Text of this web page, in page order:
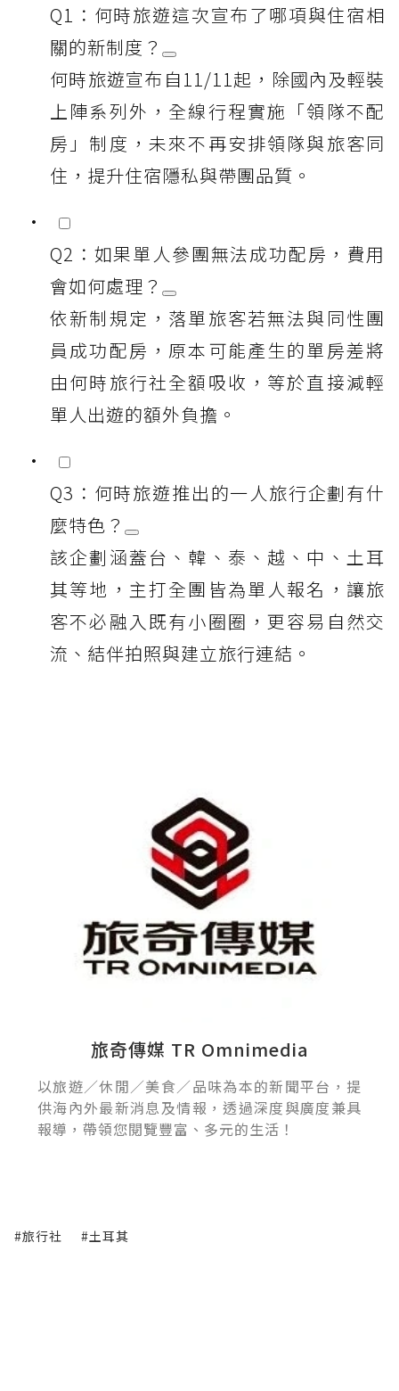
Q1：何時旅遊這次宣布了哪項與住宿相
關的新制度？
何時旅遊宣布自11/11起，除國內及輕裝
上陣系列外，全線行程實施「領隊不配
房」制度，未來不再安排領隊與旅客同
住，提升住宿隱私與帶團品質。
Q2：如果單人參團無法成功配房，費用
會如何處理？
依新制規定，落單旅客若無法與同性團
員成功配房，原本可能產生的單房差將
由何時旅行社全額吸收，等於直接減輕
單人出遊的額外負擔。
Q3：何時旅遊推出的一人旅行企劃有什
麼特色？
該企劃涵蓋台、韓、泰、越、中、土耳
其等地，主打全團皆為單人報名，讓旅
客不必融入既有小圈圈，更容易自然交
流、結伴拍照與建立旅行連結。
旅奇傳媒 TR Omnimedia
以旅遊／休閒／美食／品味為本的新聞平台，提
供海內外最新消息及情報，透過深度與廣度兼具
報導，帶領您閱覽豐富、多元的生活！
#旅行社 #土耳其